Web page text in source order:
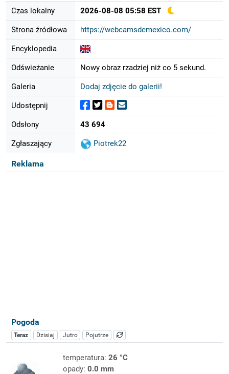
Czas lokalny 2026-08-08 05:58 EST
Strona źródłowa https://webcamsdemexico.com/
Encyklopedia
Odświeżanie Nowy obraz rzadziej niż co 5 sekund.
Galeria Dodaj zdjęcie do galerii!
Udostępnij
Odsłony 43 694
Zgłaszający Piotrek22
Reklama
Pogoda
Teraz Dzisiaj Jutro Pojutrze
temperatura: 26 °C
opady: 0.0 mm